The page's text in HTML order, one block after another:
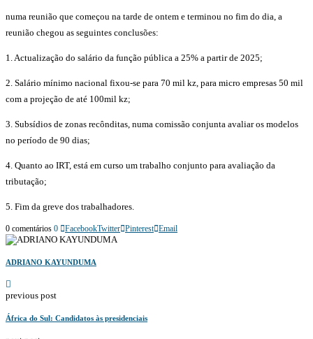
numa reunião que começou na tarde de ontem e terminou no fim do dia, a
reunião chegou as seguintes conclusões:
1. Actualização do salário da função pública a 25% a partir de 2025;
2. Salário mínimo nacional fixou-se para 70 mil kz, para micro empresas 50 mil
com a projeção de até 100mil kz;
3. Subsídios de zonas recônditas, numa comissão conjunta avaliar os modelos
no período de 90 dias;
4. Quanto ao IRT, está em curso um trabalho conjunto para avaliação da
tributação;
5. Fim da greve dos trabalhadores.
0 comentários 0 FacebookTwitter Pinterest Email
ADRIANO KAYUNDUMA
previous post
África do Sul: Candidatos às presidenciais